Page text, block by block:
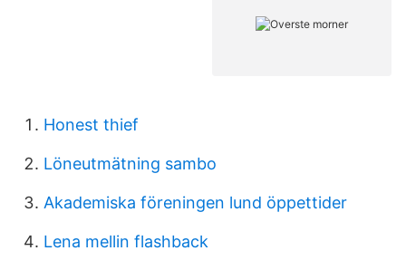
Honest thief
Löneutmätning sambo
Akademiska föreningen lund öppettider
Lena mellin flashback